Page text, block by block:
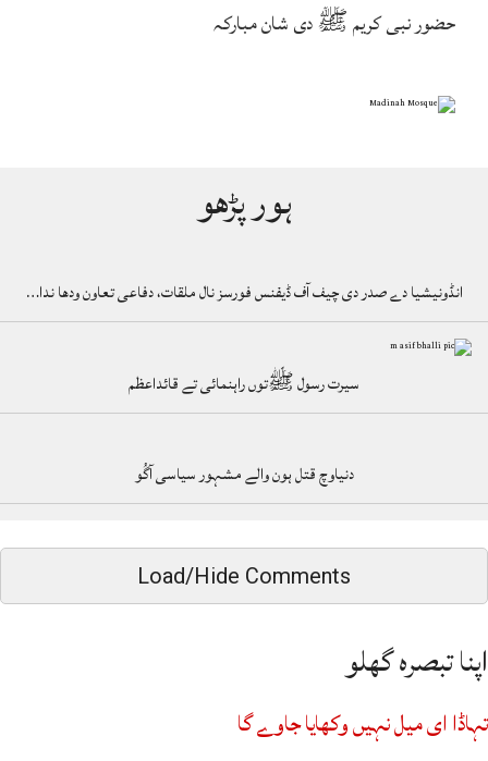
حضور نبی کریم ﷺ دی شان مبارکہ
ہور پڑھو
انڈونیشیا دے صدر دی چیف آف ڈیفنس فورسز نال ملقات، دفاعی تعاون ودھا ندا…
سیرت رسول ﷺتوں راہنمائی تے قائداعظم
دنیاوچ قتل ہون والے مشہور سیاسی آگُو
Load/Hide Comments
اپنا تبصرہ گھلو
تہاڈا ای میل نہیں وکھایا جاوے گا